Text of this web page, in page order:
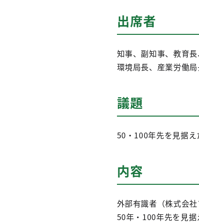
出席者
知事、副知事、教育
環境局長、産業労働
議題
50・100年先を見据
内容
外部有識者（株式会
50年・100年先を見